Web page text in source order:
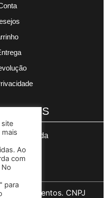
garantida
CNPJ
Ao
com
para